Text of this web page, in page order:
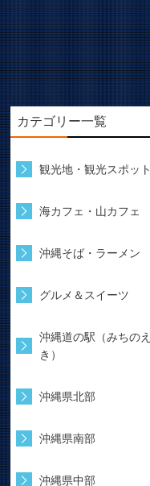
カテゴリー一覧
観光地・観光スポット
海カフェ・山カフェ
沖縄そば・ラーメン
グルメ＆スイーツ
沖縄道の駅（みちのえ
き）
沖縄県北部
沖縄県南部
沖縄県中部